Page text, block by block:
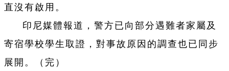
直沒有啟用。
印尼媒體報道，警方已向部分遇難者家屬及
寄宿學校學生取證，對事故原因的調查也已同步
展開。（完）